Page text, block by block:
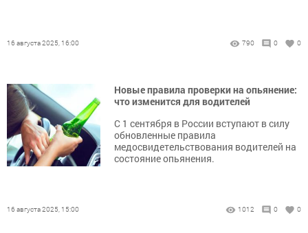
16 августа 2025, 16:00 790 0 0
Новые правила проверки на опьянение:
что изменится для водителей
С 1 сентября в России вступают в силу
обновленные правила
медосвидетельствования водителей на
состояние опьянения.
16 августа 2025, 15:00 1012 0 0